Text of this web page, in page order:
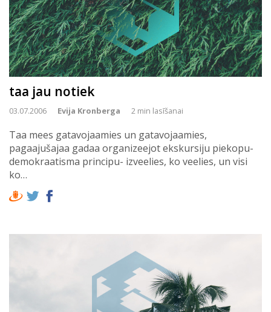
taa jau notiek
03.07.2006 Evija Kronberga 2 min lasīšanai
Taa mees gatavojaamies un gatavojaamies,
pagaajušajaa gadaa organizeejot ekskursiju piekopu-
demokraatisma principu- izveelies, ko veelies, un visi
ko…